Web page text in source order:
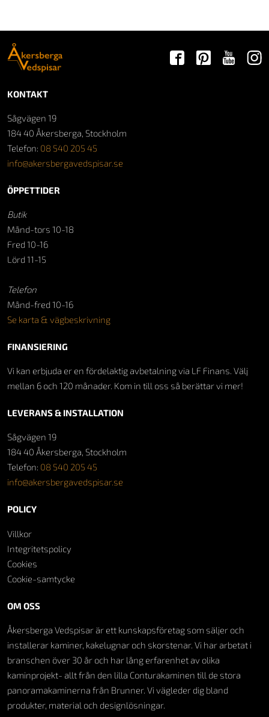
OM OSS
Åkersberga Vedspisar är ett kunskapsföretag som säljer och
installerar kaminer, kakelugnar och skorstenar. Vi har arbetat i
branschen över 30 år och har lång erfarenhet av olika
kaminprojekt- allt från den lilla Conturakaminen till de stora
panoramakaminerna från Brunner. Vi vägleder dig bland
produkter, material och designlösningar.
KONTAKT
Sågvägen 19
184 40 Åkersberga, Stockholm
Telefon: 08 540 205 45
info@akersbergavedspisar.se
ÖPPETTIDER
Butik
Månd-tors 10-18
Fred 10-16
Lörd 11-15
Telefon
Månd-fred 10-16
Se karta & vägbeskrivning
FINANSIERING
Vi kan erbjuda er en fördelaktig avbetalning via LF Finans. Välj
mellan 6 och 120 månader. Kom in till oss så berättar vi mer!
LEVERANS & INSTALLATION
Sågvägen 19
184 40 Åkersberga, Stockholm
Telefon: 08 540 205 45
info@akersbergavedspisar.se
POLICY
Villkor
Integritetspolicy
Cookies
Cookie-samtycke